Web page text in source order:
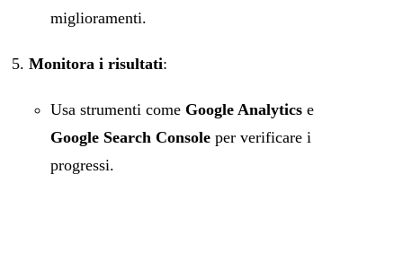
miglioramenti.
Monitora i risultati:
Usa strumenti come Google Analytics e
Google Search Console per verificare i
progressi.